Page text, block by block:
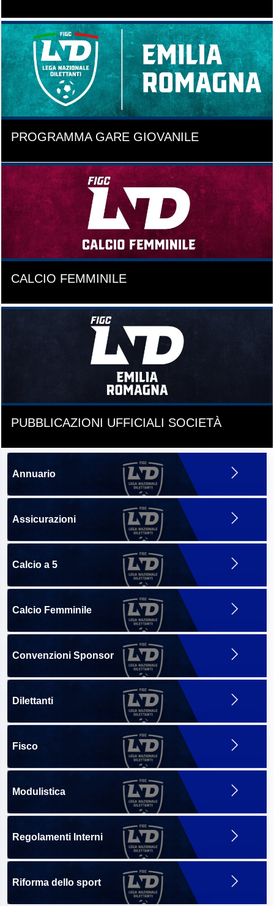
PROGRAMMA GARE GIOVANILE
CALCIO FEMMINILE
PUBBLICAZIONI UFFICIALI SOCIETÀ
Annuario
Assicurazioni
Calcio a 5
Calcio Femminile
Convenzioni Sponsor
Dilettanti
Fisco
Modulistica
Regolamenti Interni
Riforma dello sport